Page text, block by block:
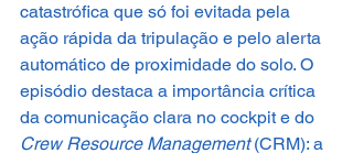
catastrófica que só foi evitada pela
ação rápida da tripulação e pelo alerta
automático de proximidade do solo. O
episódio destaca a importância crítica
da comunicação clara no cockpit e do
Crew Resource Management (CRM): a